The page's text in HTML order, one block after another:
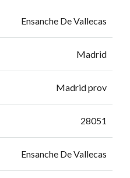
Ensanche De Vallecas
Madrid
Madrid prov
28051
Ensanche De Vallecas